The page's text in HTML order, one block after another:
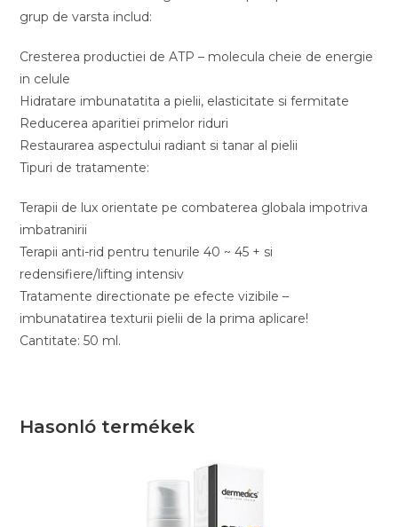
grup de varsta includ:
Cresterea productiei de ATP – molecula cheie de energie
in celule
Hidratare imbunatatita a pielii, elasticitate si fermitate
Reducerea aparitiei primelor riduri
Restaurarea aspectului radiant si tanar al pielii
Tipuri de tratamente:
Terapii de lux orientate pe combaterea globala impotriva
imbatranirii
Terapii anti-rid pentru tenurile 40 ~ 45 + si
redensifiere/lifting intensiv
Tratamente directionate pe efecte vizibile –
imbunatatirea texturii pielii de la prima aplicare!
Cantitate: 50 ml.
Hasonló termékek